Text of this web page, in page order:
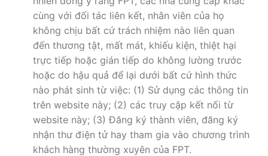
cùng với đối tác liên kết, nhân viên của họ
không chịu bất cứ trách nhiệm nào liên quan
đến thương tật, mất mát, khiếu kiện, thiệt hại
trực tiếp hoặc gián tiếp do không lường trước
hoặc do hậu quả để lại dưới bất cứ hình thức
nào phát sinh từ việc: (1) Sử dụng các thông tin
trên website này; (2) các truy cập kết nối từ
website này; (3) Đăng ký thành viên, đăng ký
nhận thư điện tử hay tham gia vào chương trình
khách hàng thường xuyên của FPT.